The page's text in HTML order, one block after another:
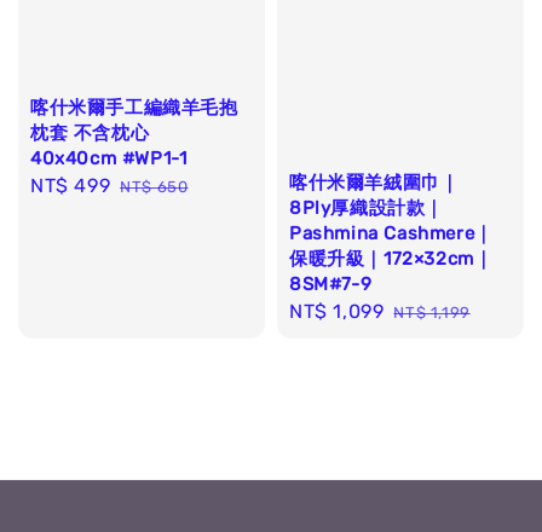
喀什米爾手工編織羊毛抱
枕套 不含枕心
40x40cm #WP1-1
Sale
NT$ 499 Regular
NT$ 650
喀什米爾羊絨圍巾｜
8Ply厚織設計款｜
Pashmina Cashmere｜
保暖升級｜172×32cm｜
8SM#7-9
Sale
NT$ 1,099 Regular
NT$ 1,199